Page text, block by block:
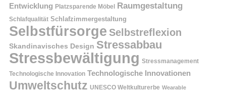
Entwicklung Platzsparende Möbel Raumgestaltung
Schlafqualität Schlafzimmergestaltung
Selbstfürsorge Selbstreflexion
Skandinavisches Design Stressabbau
Stressbewältigung Stressmanagement
Technologische Innovation Technologische Innovationen
Umweltschutz UNESCO Weltkulturerbe Wearable